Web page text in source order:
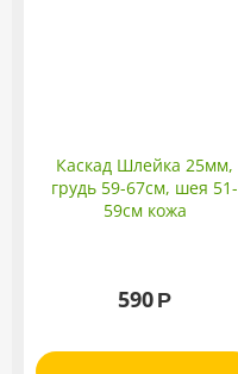
Каскад Шлейка 25мм,
грудь 59-67см, шея 51-
59см кожа
590 Р